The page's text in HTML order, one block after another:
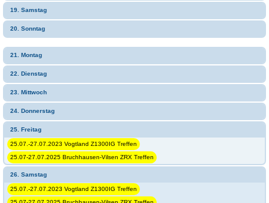
19. Samstag
20. Sonntag
21. Montag
22. Dienstag
23. Mittwoch
24. Donnerstag
25. Freitag
25.07.-27.07.2023 Vogtland Z1300IG Treffen
25.07-27.07.2025 Bruchhausen-Vilsen ZRX Treffen
26. Samstag
25.07.-27.07.2023 Vogtland Z1300IG Treffen